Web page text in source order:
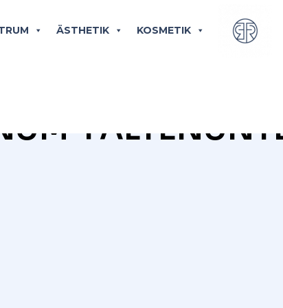
ÄSTHETIK KOSMETIK